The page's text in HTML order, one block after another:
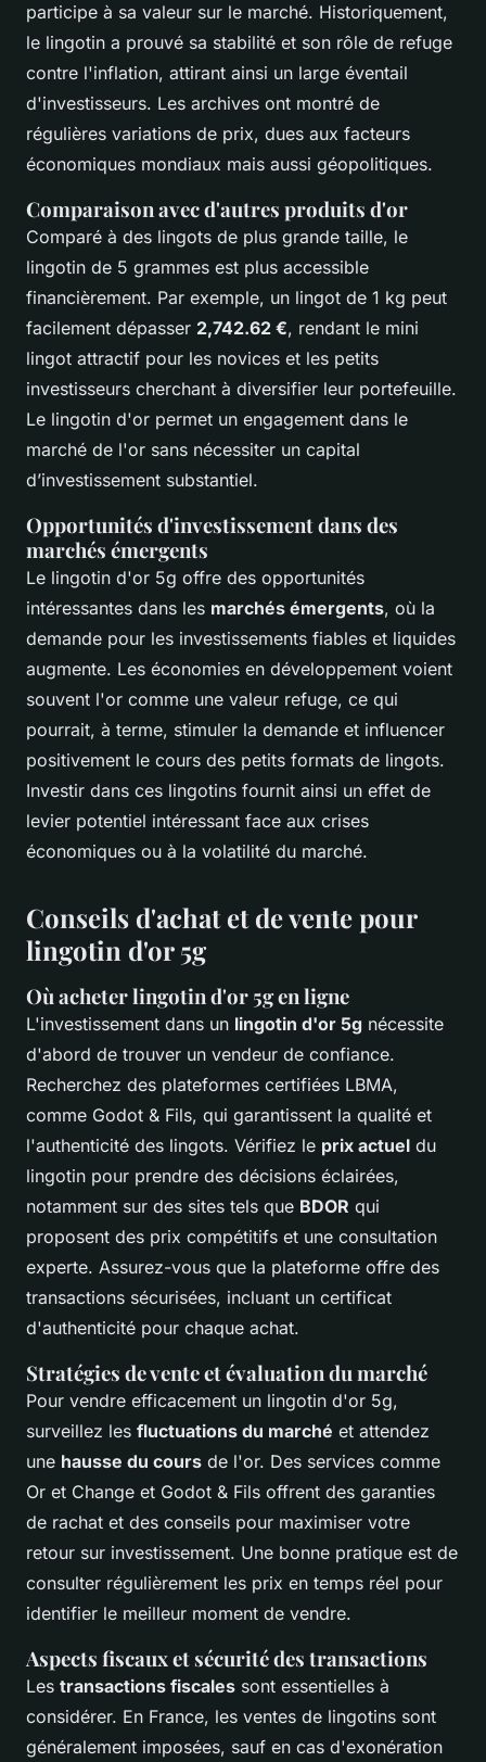
participe à sa valeur sur le marché. Historiquement,
le lingotin a prouvé sa stabilité et son rôle de refuge
contre l'inflation, attirant ainsi un large éventail
d'investisseurs. Les archives ont montré de
régulières variations de prix, dues aux facteurs
économiques mondiaux mais aussi géopolitiques.
Comparaison avec d'autres produits d'or
Comparé à des lingots de plus grande taille, le
lingotin de 5 grammes est plus accessible
financièrement. Par exemple, un lingot de 1 kg peut
facilement dépasser 2,742.62 €, rendant le mini
lingot attractif pour les novices et les petits
investisseurs cherchant à diversifier leur portefeuille.
Le lingotin d'or permet un engagement dans le
marché de l'or sans nécessiter un capital
d’investissement substantiel.
Opportunités d'investissement dans des
marchés émergents
Le lingotin d'or 5g offre des opportunités
intéressantes dans les marchés émergents, où la
demande pour les investissements fiables et liquides
augmente. Les économies en développement voient
souvent l'or comme une valeur refuge, ce qui
pourrait, à terme, stimuler la demande et influencer
positivement le cours des petits formats de lingots.
Investir dans ces lingotins fournit ainsi un effet de
levier potentiel intéressant face aux crises
économiques ou à la volatilité du marché.
Conseils d'achat et de vente pour
lingotin d'or 5g
Où acheter lingotin d'or 5g en ligne
L'investissement dans un lingotin d'or 5g nécessite
d'abord de trouver un vendeur de confiance.
Recherchez des plateformes certifiées LBMA,
comme Godot & Fils, qui garantissent la qualité et
l'authenticité des lingots. Vérifiez le prix actuel du
lingotin pour prendre des décisions éclairées,
notamment sur des sites tels que BDOR qui
proposent des prix compétitifs et une consultation
experte. Assurez-vous que la plateforme offre des
transactions sécurisées, incluant un certificat
d'authenticité pour chaque achat.
Stratégies de vente et évaluation du marché
Pour vendre efficacement un lingotin d'or 5g,
surveillez les fluctuations du marché et attendez
une hausse du cours de l'or. Des services comme
Or et Change et Godot & Fils offrent des garanties
de rachat et des conseils pour maximiser votre
retour sur investissement. Une bonne pratique est de
consulter régulièrement les prix en temps réel pour
identifier le meilleur moment de vendre.
Aspects fiscaux et sécurité des transactions
Les transactions fiscales sont essentielles à
considérer. En France, les ventes de lingotins sont
généralement imposées, sauf en cas d'exonération